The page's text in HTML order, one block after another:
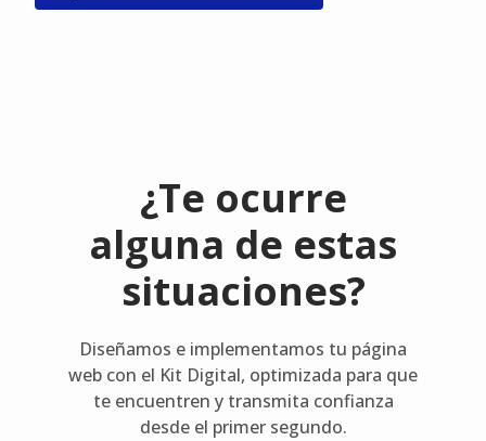
¿Te ocurre
alguna de estas
situaciones?
Diseñamos e implementamos tu página
web con el Kit Digital, optimizada para que
te encuentren y transmita confianza
desde el primer segundo.